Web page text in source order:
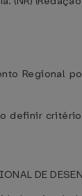
Regional
DE